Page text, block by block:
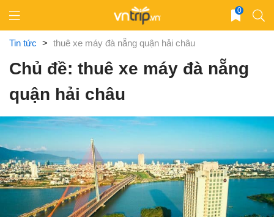
content
0
Tin tức > thuê xe máy đà nẵng quận hải châu
Chủ đề: thuê xe máy đà nẵng
quận hải châu